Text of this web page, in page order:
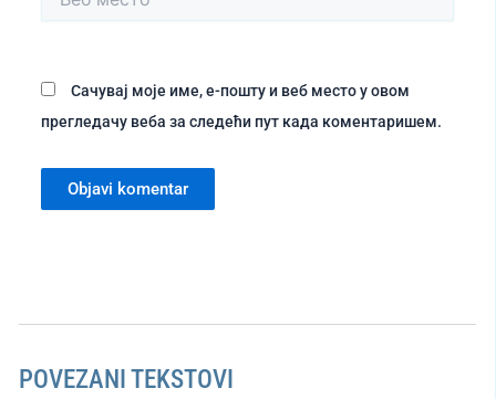
место
Сачувај моје име, е-пошту и веб место у овом
прегледачу веба за следећи пут када коментаришем.
POVEZANI TEKSTOVI